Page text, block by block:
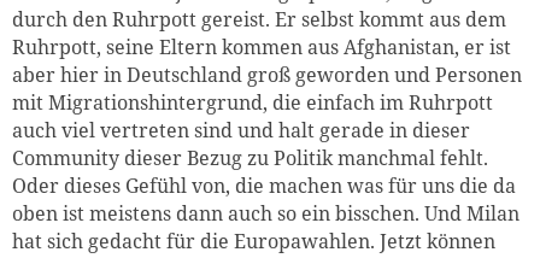
durch den Ruhrpott gereist. Er selbst kommt aus dem
Ruhrpott, seine Eltern kommen aus Afghanistan, er ist
aber hier in Deutschland groß geworden und Personen
mit Migrationshintergrund, die einfach im Ruhrpott
auch viel vertreten sind und halt gerade in dieser
Community dieser Bezug zu Politik manchmal fehlt.
Oder dieses Gefühl von, die machen was für uns die da
oben ist meistens dann auch so ein bisschen. Und Milan
hat sich gedacht für die Europawahlen. Jetzt können